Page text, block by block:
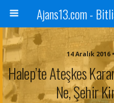
14 Aralık 2016
Halep’te Ateşkes
Ne, Şehir